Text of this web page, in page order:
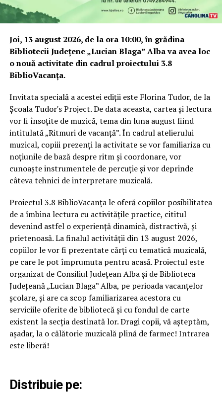
Joi, 13 august 2026, de la ora 10:00, în grădina
Bibliotecii Județene „Lucian Blaga” Alba va avea loc
o nouă activitate din cadrul proiectului 3.8
BiblioVacanța.
Invitata specială a acestei ediții este Florina Tudor, de la
Școala Tudor′s Project. De data aceasta, cartea și lectura
vor fi însoțite de muzică, tema din luna august fiind
intitulată „Ritmuri de vacanță”. În cadrul atelierului
muzical, copiii prezenți la activitate se vor familiariza cu
noțiunile de bază despre ritm și coordonare, vor
cunoaște instrumentele de percuție și vor deprinde
câteva tehnici de interpretare muzicală.
Proiectul 3.8 BiblioVacanța le oferă copiilor posibilitatea
de a îmbina lectura cu activitățile practice, cititul
devenind astfel o experiență dinamică, distractivă, și
prietenoasă. La finalul activității din 13 august 2026,
copiilor le vor fi prezentate cărți cu tematică muzicală,
pe care le pot împrumuta pentru acasă. Proiectul este
organizat de Consiliul Județean Alba și de Biblioteca
Județeană „Lucian Blaga” Alba, pe perioada vacanțelor
școlare, și are ca scop familiarizarea acestora cu
serviciile oferite de bibliotecă și cu fondul de carte
existent la secția destinată lor. Dragi copii, vă așteptăm,
așadar, la o călătorie muzicală plină de farmec! Intrarea
este liberă!
Distribuie pe: